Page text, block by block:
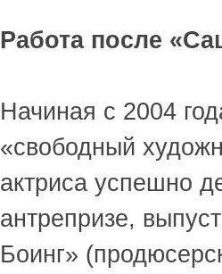
Работа после
Начиная с 2004
«свободный
актриса успешно
антрепризе,
Боинг»